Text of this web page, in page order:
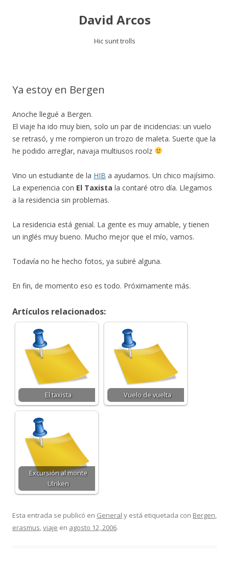
David Arcos
Hic sunt trolls
Ya estoy en Bergen
Anoche llegué a Bergen.
El viaje ha ido muy bien, solo un par de incidencias: un vuelo
se retrasó, y me rompieron un trozo de maleta. Suerte que la
he podido arreglar, navaja multiusos roolz
Vino un estudiante de la HIB a ayudarnos. Un chico majísimo.
La experiencia con El Taxista la contaré otro día. Llegamos
a la residencia sin problemas.
La residencia está genial. La gente es muy amable, y tienen
un inglés muy bueno. Mucho mejor que el mío, vamos.
Todavía no he hecho fotos, ya subiré alguna.
En fin, de momento eso es todo. Próximamente más.
Artículos relacionados:
El taxista Vuelo de vuelta
Excursión al monte
Ulriken
Esta entrada se publicó en General y está etiquetada con Bergen,
erasmus,viaje en agosto 12, 2006.